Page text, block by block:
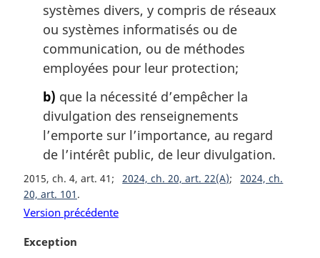
systèmes divers, y compris de réseaux
ou systèmes informatisés ou de
communication, ou de méthodes
employées pour leur protection;
b) que la nécessité d’empêcher la
divulgation des renseignements
l’emporte sur l’importance, au regard
de l’intérêt public, de leur divulgation.
2015, ch. 4, art. 41 2024, ch. 20, art. 22(A)
2024, ch.
20, art. 101
Version précédente
N
Exception